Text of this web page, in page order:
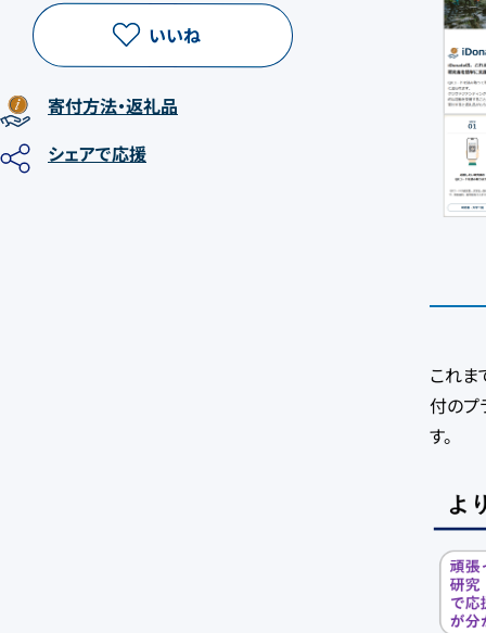
いいね
寄付方法・返礼品
シェアで応援
これま
付のプ
す。